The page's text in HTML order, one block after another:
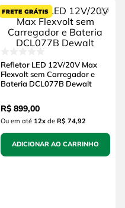
Refletor LED 12V/20V Max
Flexvolt sem Carregador e
Bateria DCL077B Dewalt
R$ 899,00
Ou em até 12xde R$ 74,92
ADICIONAR AO CARRINHO